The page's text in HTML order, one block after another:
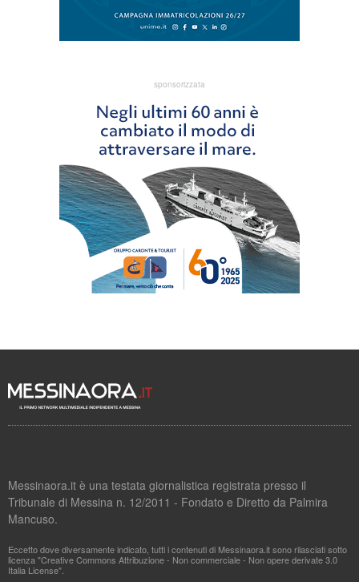
sponsorizzata
Messinaora.it è una testata giornalistica registrata presso il
Tribunale di Messina n. 12/2011 - Fondato e Diretto da Palmira
Mancuso.
Eccetto dove diversamente indicato, tutti i contenuti di Messinaora.it sono rilasciati sotto
licenza "Creative Commons Attribuzione - Non commerciale - Non opere derivate 3.0
Italia License".